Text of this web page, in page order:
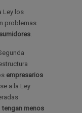
Ley los
problemas
.
empresarios
a la Ley
tengan menos